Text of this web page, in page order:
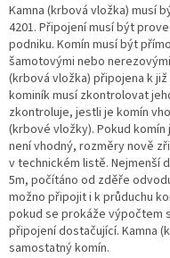
Kamna (krbová vložka) musí
4201. Připojení musí být
podniku. Komín musí být
šamotovými nebo
(krbová vložka) připojena k
kominík musí zkontrolovat
zkontroluje, jestli je komín
(krbové vložky). Pokud
není vhodný, rozměry nově
v technickém listě. Nejmenší
5m, počítáno od zděře
možno připojit i k průduchu
pokud se prokáže výpočtem
připojení dostačující. Kamna
samostatný komín.